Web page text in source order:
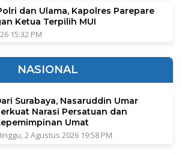
dan Ulama, Kapolres Parepare
Ketua Terpilih MUI
15:32 PM
NASIONAL
Surabaya, Nasaruddin Umar
Narasi Persatuan dan
Umat
2 Agustus 2026 19:58 PM